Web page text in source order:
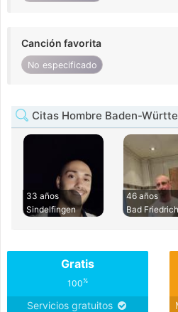
Canción favorita
No especificado
Citas Hombre Baden-
33 años
Sindelfingen
46 años
Bad
Gratis
100%
Servicios gratuitos